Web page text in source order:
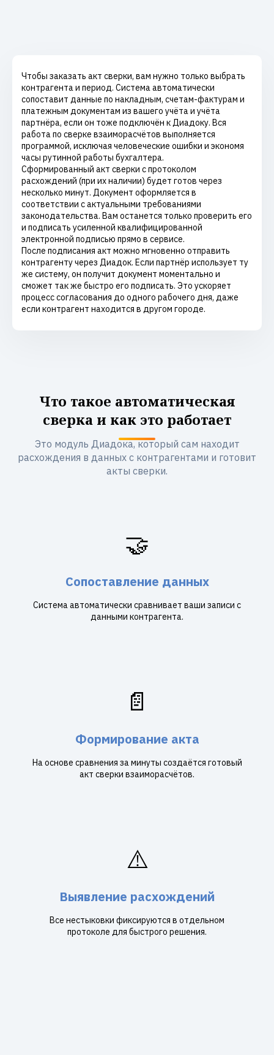
Чтобы заказать акт сверки, вам нужно только выбрать
контрагента и период. Система автоматически
сопоставит данные по накладным, счетам-фактурам и
платежным документам из вашего учёта и учёта
партнёра, если он тоже подключён к Диадоку. Вся
работа по сверке взаиморасчётов выполняется
программой, исключая человеческие ошибки и экономя
часы рутинной работы бухгалтера.
Сформированный акт сверки с протоколом
расхождений (при их наличии) будет готов через
несколько минут. Документ оформляется в
соответствии с актуальными требованиями
законодательства. Вам останется только проверить его
и подписать усиленной квалифицированной
электронной подписью прямо в сервисе.
После подписания акт можно мгновенно отправить
контрагенту через Диадок. Если партнёр использует ту
же систему, он получит документ моментально и
сможет так же быстро его подписать. Это ускоряет
процесс согласования до одного рабочего дня, даже
если контрагент находится в другом городе.
Что такое автоматическая
сверка и как это работает
Это модуль Диадока, который сам находит
расхождения в данных с контрагентами и готовит
акты сверки.
🤝
Сопоставление данных
Система автоматически сравнивает ваши записи с
данными контрагента.
📄
Формирование акта
На основе сравнения за минуты создаётся готовый
акт сверки взаиморасчётов.
⚠️
Выявление расхождений
Все нестыковки фиксируются в отдельном
протоколе для быстрого решения.